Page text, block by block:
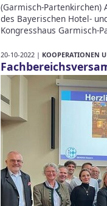
(Garmisch-Partenkirchen)
des Bayerischen Hotel-
Kongresshaus Garmisch-
20-10-2022 | KOOPERATIONEN